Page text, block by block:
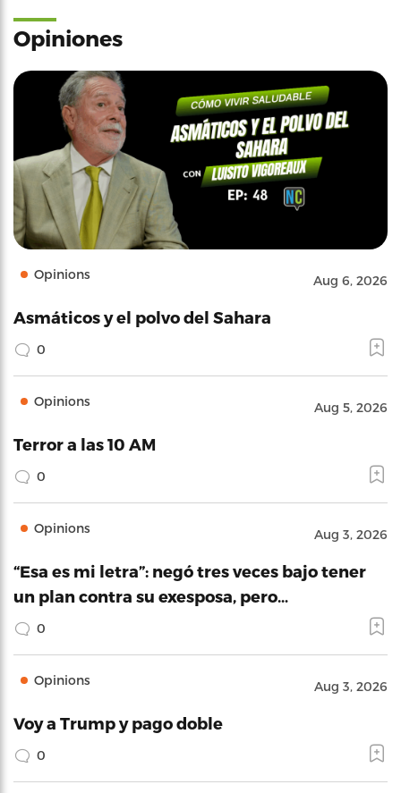
Opiniones
Opinions Aug 6, 2026
Asmáticos y el polvo del Sahara
0
Opinions Aug 5, 2026
Terror a las 10 AM
0
Opinions Aug 3, 2026
“Esa es mi letra”: negó tres veces bajo tener
un plan contra su exesposa, pero…
0
Opinions Aug 3, 2026
Voy a Trump y pago doble
0